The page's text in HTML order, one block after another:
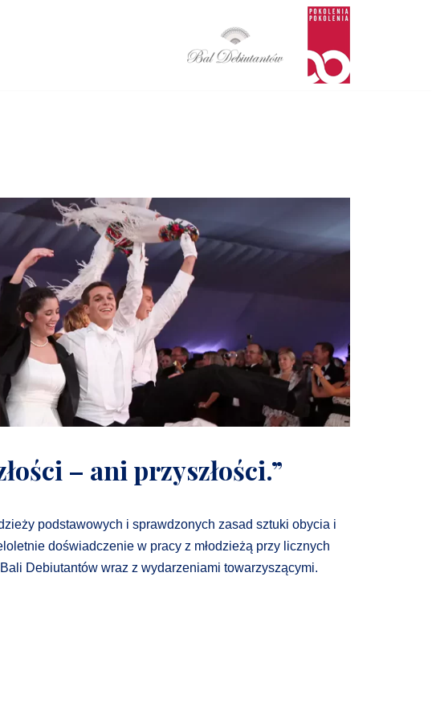
– ani przyszłości.”
podstawowych i sprawdzonych zasad sztuki obycia i
doświadczenie w pracy z młodzieżą przy licznych
Debiutantów wraz z wydarzeniami towarzyszącymi.